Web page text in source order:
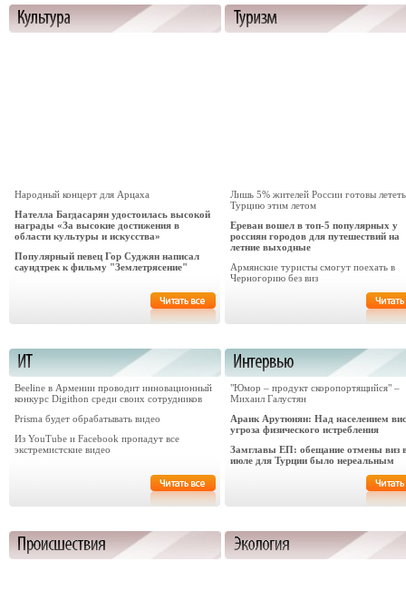
Народный концерт для Арцаха
Нателла Багдасарян удостоилась высокой
награды «За высокие достижения в
области культуры и искусства»
Популярный певец Гор Суджян написал
саундтрек к фильму "Землетрясение"
Лишь 5% жителей России готовы
Турцию этим летом
Ереван вошел в топ-5 популярных у
россиян городов для путешествий на
летние выходные
Армянские туристы смогут поехать в
Черногорию без виз
Beeline в Армении проводит инновационный
конкурс Digithon среди своих сотрудников
Prisma будет обрабатывать видео
Из YouTube и Facebook пропадут все
экстремистские видео
"Юмор – продукт скоропортящийся" –
Михаил Галустян
Араик Арутюнян: Над населением
угроза физического истребления
Замглавы ЕП: обещание отмены виз
июле для Турции было нереальным